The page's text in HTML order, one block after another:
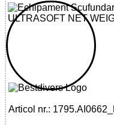
AI0662 - LEAD IN A BAG
NET WEIGHT 0,5 KG
Articol nr.: